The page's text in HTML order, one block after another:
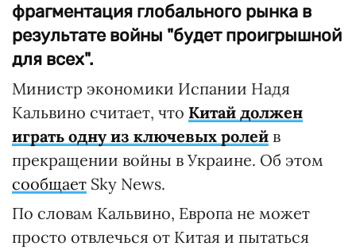
фрагментация глобального рынка в
результате войны "будет проигрышной
для всех".
Министр экономики Испании Надя
Кальвино считает, что Китай должен
играть одну из ключевых ролей в
прекращении войны в Украине. Об этом
сообщает Sky News.
По словам Кальвино, Европа не может
просто отвлечься от Китая и пытаться